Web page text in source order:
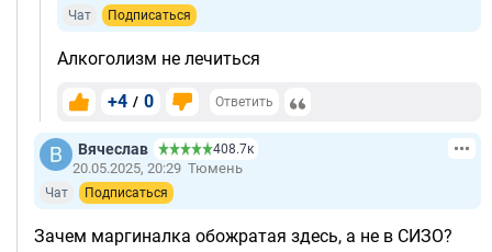
Чат Подписаться
Алкоголизм не лечиться
+4 / 0 Ответить
Вячеслав 408.7к
20.05.2025, 20:29 Тюмень
Чат Подписаться
Зачем маргиналка обожратая здесь, а не в СИЗО?